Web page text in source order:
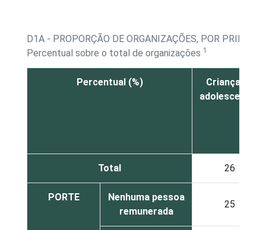
D1A - PROPORÇÃO DE ORGANIZAÇÕES, POR
Percentual sobre o total de organizações 1
Percentual (%)
Crianças e
adolescentes
Total 26
PORTE
Nenhuma pessoa
remunerada
25